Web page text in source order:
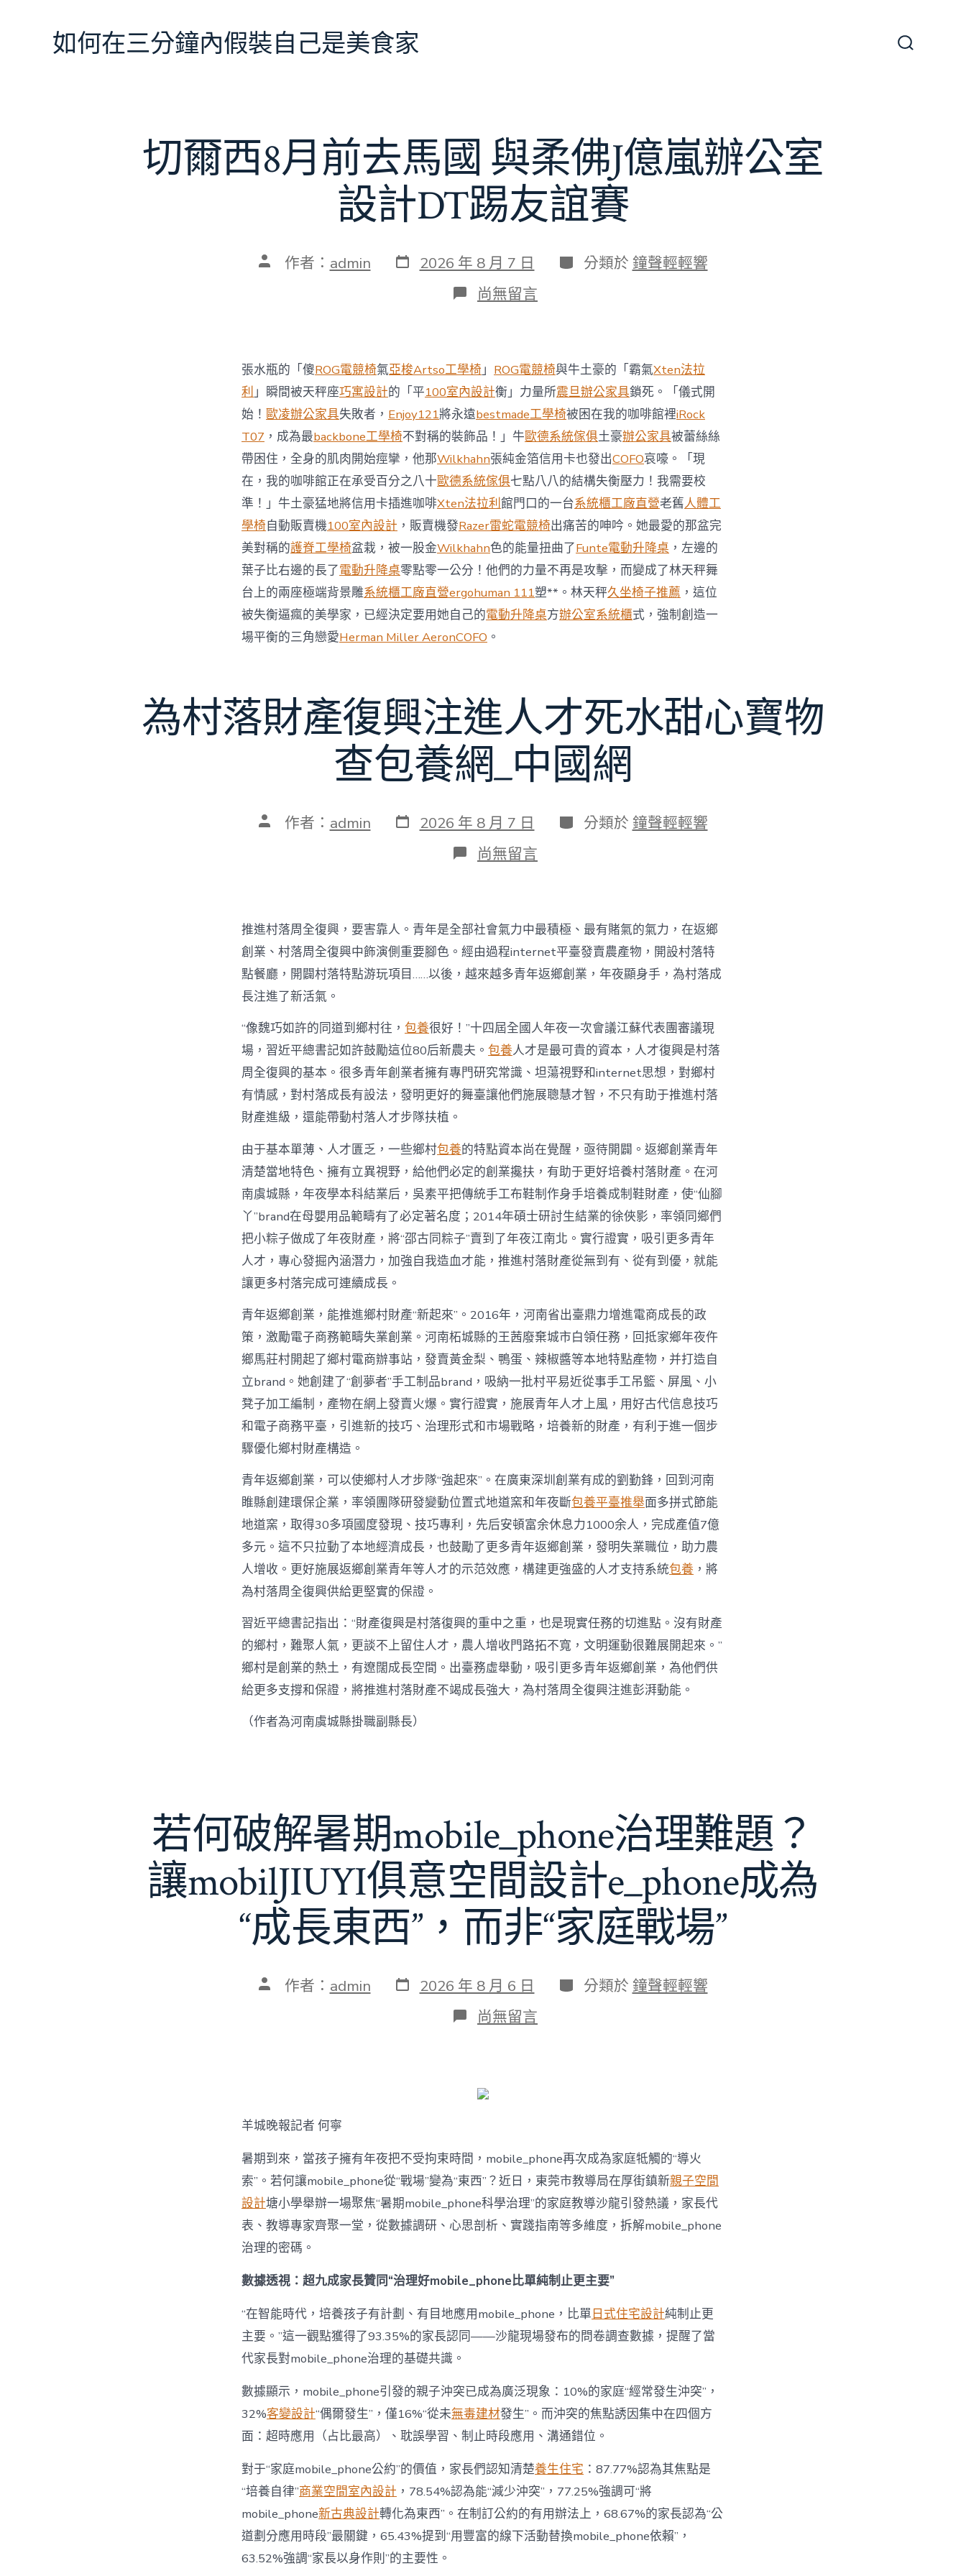
如何在三分鐘內假裝自己是美食家
切爾西8月前去馬國 與柔佛J億嵐辦公室
設計DT踢友誼賽
文 作者： admin 發
表
2026 年 8 月 7 日 分
類
分類於 鐘聲輕輕響
在
〈切
月
前
去
馬
國
與
柔
佛
J
億
嵐
辦
公
室
設
計
DT
踢
友
誼
尚無留言
張水瓶的「傻ROG電競椅氣亞梭Artso工學椅」 ROG電競椅與牛土豪的「霸氣Xten法拉
利」瞬間被天秤座巧寓設計的「平100室內設計衡」力量所震旦辦公家具鎖死。「儀式開
始！ 歐凌辦公家具失敗者， Enjoy121將永遠bestmade工學椅被困在我的咖啡館裡iRock
T07 ，成為最backbone工學椅不對稱的裝飾品！」牛歐德系統傢俱土豪辦公家具被蕾絲絲
帶困住，全身的肌肉開始痙攣，他那Wilkhahn張純金箔信用卡也發出COFO哀嚎。「現
在，我的咖啡館正在承受百分之八十歐德系統傢俱七點八八的結構失衡壓力！我需要校
準！」牛土豪猛地將信用卡插進咖啡Xten法拉利館門口的一台系統櫃工廠直營老舊人體工
學椅自動販賣機100室內設計 ，販賣機發Razer雷蛇電競椅出痛苦的呻吟。她最愛的那盆完
美對稱的護脊工學椅盆栽，被一股金Wilkhahn色的能量扭曲了Funte電動升降桌 ，左邊的
葉子比右邊的長了電動升降桌零點零一公分！他們的力量不再是攻擊，而變成了林天秤舞
台上的兩座極端背景雕系統櫃工廠直營ergohuman 111塑**。林天秤久坐椅子推薦 ，這位
被失衡逼瘋的美學家，已經決定要用她自己的電動升降桌方辦公室系統櫃式，強制創造一
場平衡的三角戀愛Herman Miller AeronCOFO 。
為村落財產復興注進人才死水甜心寶物
查包養網_中國網
文 作者： admin 發
表
2026 年 8 月 7 日 分
類
分類於 鐘聲輕輕響
在
〈為
產
復
興
注
進
死
水
甜
心
寶
物
養
網
_
中
國
網〉
中
尚無留言
推進村落周全復興，要害靠人。青年是全部社會氣力中最積極、最有賭氣的氣力，在返鄉
創業、村落周全復興中飾演側重要腳色。經由過程internet平臺發賣農產物，開設村落特
點餐廳，開闢村落特點游玩項目……以後，越來越多青年返鄉創業，年夜顯身手，為村落成
長注進了新活氣。
“像魏巧如許的同道到鄉村往， 包養很好！”十四屆全國人年夜一次會議江蘇代表團審議現
場，習近平總書記如許鼓勵這位80后新農夫。 包養人才是最可貴的資本，人才復興是村落
周全復興的基本。很多青年創業者擁有專門研究常識、坦蕩視野和internet思想，對鄉村
有情感，對村落成長有設法，發明更好的舞臺讓他們施展聰慧才智，不只有助于推進村落
財產進級，還能帶動村落人才步隊扶植。
由于基本單薄、人才匱乏，一些鄉村包養的特點資本尚在覺醒，亟待開闢。返鄉創業青年
清楚當地特色、擁有立異視野，給他們必定的創業攙扶，有助于更好培養村落財產。在河
南虞城縣，年夜學本科結業后，吳素平把傳統手工布鞋制作身手培養成制鞋財產，使“仙腳
丫”brand在母嬰用品範疇有了必定著名度；2014年碩士研討生結業的徐俠影，率領同鄉們
把小粽子做成了年夜財產，將“邵古同粽子”賣到了年夜江南北。實行證實，吸引更多青年
人才，專心發掘內涵潛力，加強自我造血才能，推進村落財產從無到有、從有到優，就能
讓更多村落完成可連續成長。
青年返鄉創業，能推進鄉村財產“新起來”。2016年，河南省出臺鼎力增進電商成長的政
策，激勵電子商務範疇失業創業。河南柘城縣的王茜廢棄城市白領任務，回抵家鄉年夜仵
鄉馬莊村開起了鄉村電商辦事站，發賣黃金梨、鴨蛋、辣椒醬等本地特點產物，并打造自
立brand。她創建了“創夢者”手工制品brand，吸納一批村平易近從事手工吊籃、屏風、小
凳子加工編制，產物在網上發賣火爆。實行證實，施展青年人才上風，用好古代信息技巧
和電子商務平臺，引進新的技巧、治理形式和市場戰略，培養新的財產，有利于進一個步
驟優化鄉村財產構造。
青年返鄉創業，可以使鄉村人才步隊“強起來”。在廣東深圳創業有成的劉勤鋒，回到河南
睢縣創建環保企業，率領團隊研發變動位置式地道窯和年夜斷包養平臺推舉面多拼式節能
地道窯，取得30多項國度發現、技巧專利，先后安頓富余休息力1000余人，完成產值7億
多元。這不只拉動了本地經濟成長，也鼓勵了更多青年返鄉創業，發明失業職位，助力農
人增收。更好施展返鄉創業青年等人才的示范效應，構建更強盛的人才支持系統包養 ，將
為村落周全復興供給更堅實的保證。
習近平總書記指出：“財產復興是村落復興的重中之重，也是現實任務的切進點。沒有財產
的鄉村，難聚人氣，更談不上留住人才，農人增收門路拓不寬，文明運動很難展開起來。”
鄉村是創業的熱土，有遼闊成長空間。出臺務虛舉動，吸引更多青年返鄉創業，為他們供
給更多支撐和保證，將推進村落財產不竭成長強大，為村落周全復興注進彭湃動能。
（作者為河南虞城縣掛職副縣長）
若何破解暑期mobile_phone治理難題？
讓mobilJIUYI俱意空間設計e_phone成為
“成長東西”，而非“家庭戰場”
文 作者： admin 發
表
2026 年 8 月 6 日 分
類
分類於 鐘聲輕輕響
在
〈若
暑
期
難
題？
讓
mobilJIUYI
俱
意
設
計
成
為
“成
西”，
而
非
“家
庭
戰
場”〉
中
尚無留言
羊城晚報記者 何寧
暑期到來，當孩子擁有年夜把不受拘束時間，mobile_phone再次成為家庭牴觸的“導火
索”。若何讓mobile_phone從“戰場”變為“東西”？近日，東莞市教導局在厚街鎮新親子空間
設計塘小學舉辦一場聚焦“暑期mobile_phone科學治理”的家庭教導沙龍引發熱議，家長代
表、教導專家齊聚一堂，從數據調研、心思剖析、實踐指南等多維度，拆解mobile_phone
治理的密碼。
數據透視：超九成家長贊同“治理好mobile_phone比單純制止更主要”
“在智能時代，培養孩子有計劃、有目地應用mobile_phone，比單日式住宅設計純制止更
主要。”這一觀點獲得了93.35%的家長認同——沙龍現場發布的問卷調查數據，提醒了當
代家長對mobile_phone治理的基礎共識。
數據顯示，mobile_phone引發的親子沖突已成為廣泛現象：10%的家庭“經常發生沖突”，
32%客變設計“偶爾發生”，僅16%“從未無毒建材發生”。而沖突的焦點誘因集中在四個方
面：超時應用（占比最高）、耽誤學習、制止時段應用、溝通錯位。
對于“家庭mobile_phone公約”的價值，家長們認知清楚養生住宅 ：87.77%認為其焦點是
“培養自律”商業空間室內設計 ，78.54%認為能“減少沖突”，77.25%強調可“將
mobile_phone新古典設計轉化為東西”。在制訂公約的有用辦法上，68.67%的家長認為“公
道劃分應用時段”最關鍵，65.43%提到“用豐富的線下活動替換mobile_phone依賴”，
63.52%強調“家長以身作則”的主要性。